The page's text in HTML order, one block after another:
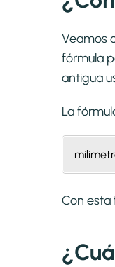
Veamos
fórmula
antigua
La
Con